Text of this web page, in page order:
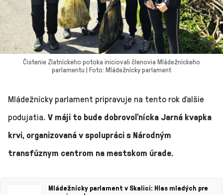
Čistenie Zlatníckeho potoka iniciovali členovia Mládežníckeho
parlamentu | Foto: Mládežnícky parlament
Mládežnícky parlament pripravuje na tento rok ďalšie
podujatia. V máji to bude dobrovoľnícka Jarná kvapka
krvi, organizovaná v spolupráci s Národným
transfúznym centrom na mestskom úrade.
Mládežnícky parlament v Skalici: Hlas mladých pre